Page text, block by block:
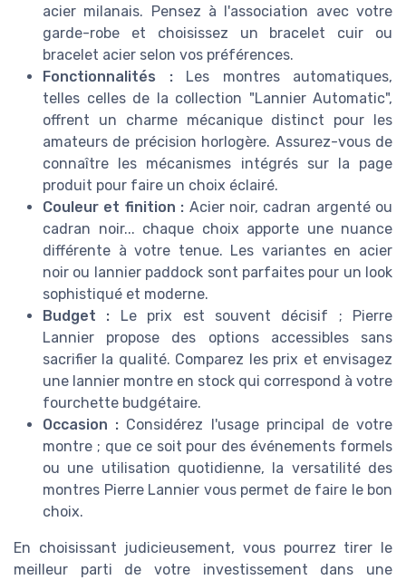
acier milanais. Pensez à l'association avec votre
garde-robe et choisissez un bracelet cuir ou
bracelet acier selon vos préférences.
Fonctionnalités :Les montres automatiques,
telles celles de la collection "Lannier Automatic",
offrent un charme mécanique distinct pour les
amateurs de précision horlogère. Assurez-vous de
connaître les mécanismes intégrés sur la page
produit pour faire un choix éclairé.
Couleur et finition : Acier noir, cadran argenté ou
cadran noir... chaque choix apporte une nuance
différente à votre tenue. Les variantes en acier
noir ou lannier paddock sont parfaites pour un look
sophistiqué et moderne.
Budget : Le prix est souvent décisif ; Pierre
Lannier propose des options accessibles sans
sacrifier la qualité. Comparez les prix et envisagez
une lannier montre en stock qui correspond à votre
fourchette budgétaire.
Occasion : Considérez l'usage principal de votre
montre ; que ce soit pour des événements formels
ou une utilisation quotidienne, la versatilité des
montres Pierre Lannier vous permet de faire le bon
choix.
En choisissant judicieusement, vous pourrez tirer le
meilleur parti de votre investissement dans une